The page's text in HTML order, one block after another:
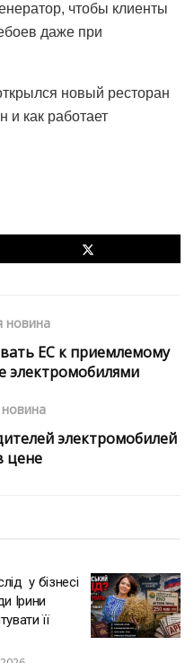
чтобы клиенты
даже при
новина
ЕС к приемлемому
электромобилями
электромобилей
цене
у бізнесі
Ірини
її